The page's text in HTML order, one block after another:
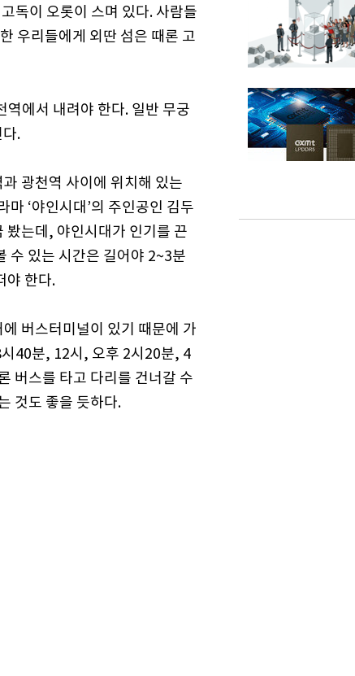
독이 오롯이 스며 있다. 사람들
우리들에게 외딴 섬은 때론 고
에서 내려야 한다. 일반 무궁
.
광천역 사이에 위치해 있는
‘야인시대’의 주인공인 김두
봤는데, 야인시대가 인기를 끈
수 있는 시간은 길어야 2~3분
야 한다.
버스터미널이 있기 때문에 가
40분, 12시, 오후 2시20분, 4
버스를 타고 다리를 건너갈 수
것도 좋을 듯하다.